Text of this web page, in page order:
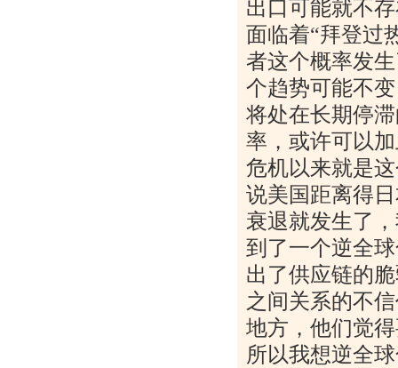
出口可能就不
面临着“拜登过
者这个概率发
个趋势可能不
将处在长期停
率，或许可以
危机以来就是
说美国距离得
衰退就发生了
到了一个逆全
出了供应链的
之间关系的不
地方，他们觉
所以我想逆全